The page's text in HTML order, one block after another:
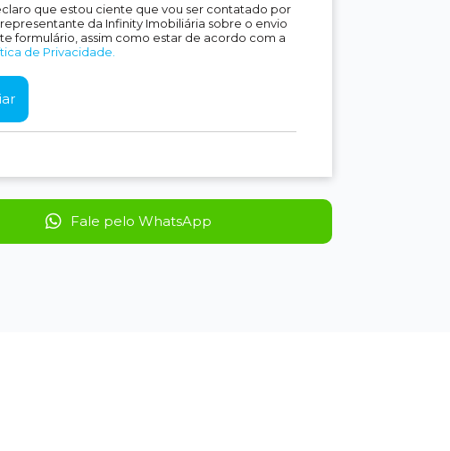
que estou ciente que vou ser contatado por
da Infinity Imobiliária sobre o envio
formulário, assim como estar de acordo com a
de Privacidade.
Fale pelo WhatsApp